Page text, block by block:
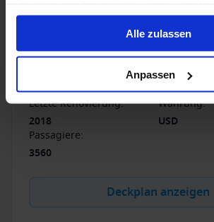
gesammelt haben.
Alle zulassen
Anpassen
4.1/532 Bewertungen
Die Royal Princess besticht durch
abwechslungsreiches
gemütlicher Atmosphäre. Lassen Sie
verführen.
Letzte Renovierung:
2018
Währung:
USD
Passagiere:
3560
Deckplan anzeigen